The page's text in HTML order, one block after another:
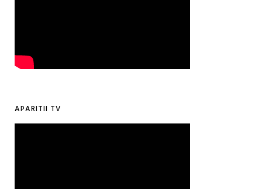
APARITII TV